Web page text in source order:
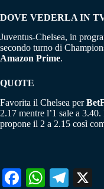
DOVE VEDERLA IN
Juventus-Chelsea, in
secondo turno di
Amazon Prime.
QUOTE
Favorita il Chelsea per
2.17 mentre l’1 sale a
propone il 2 a 2.15 così
Fa W
Te